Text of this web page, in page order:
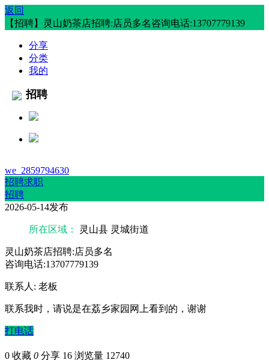
返回
【招聘】灵山奶茶店招聘:店员多名咨询电话:13707779139
分享
分类
我的
招聘
we_2859794630
招聘求职
招聘
2026-05-14发布
所在区域： 灵山县 灵城街道
灵山奶茶店招聘:店员多名
咨询电话:13707779139
联系人: 老板
联系我时，请说是在荔乡家园网上看到的，谢谢
打电话
0 收藏 0 分享 16 浏览量 12740